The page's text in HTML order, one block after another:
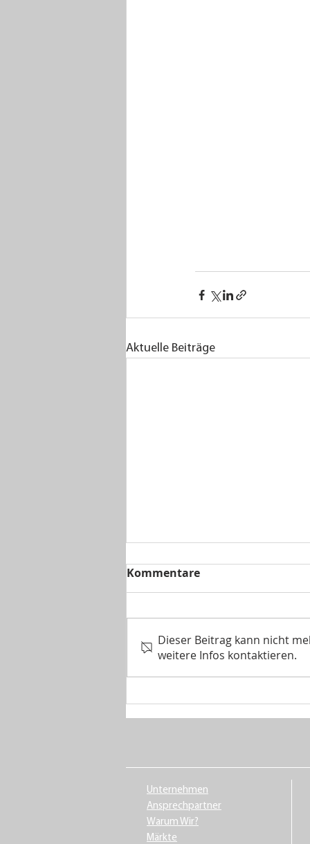
Aktuelle Beiträge
Schaumstoffe, Kissen und
Qualität von BVS
Kommentare
Dieser Beitrag kann nicht
weitere Infos kontaktieren.
Unternehmen
Ansprechpartner
Warum Wir?
Märkte